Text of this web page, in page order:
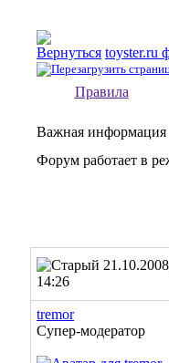
toyster.ru
Правила
Важная информация
Форум работает в
14:26
tremor
Супер-модератор